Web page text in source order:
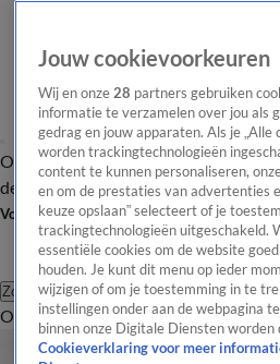
OverzichtAfleveringen Entertainment
de redactieNieuwsbrief
Volg Shownieuws
Zoeken
OverzichtEntertainment
Jouw cookievoorkeuren
Wij en onze 28 partners gebruiken
informatie te verzamelen over jou als
gedrag en jouw apparaten. Als je „Alle
worden trackingtechnologieën
content te kunnen personaliseren,
en om de prestaties van advertenties
keuze opslaan” selecteert of je
trackingtechnologieën uitgeschakeld.
essentiële cookies om de website
houden. Je kunt dit menu op ieder
wijzigen of om je toestemming in te
instellingen onder aan de webpagina
binnen onze Digitale Diensten worden
Cookieverklaring voor meer